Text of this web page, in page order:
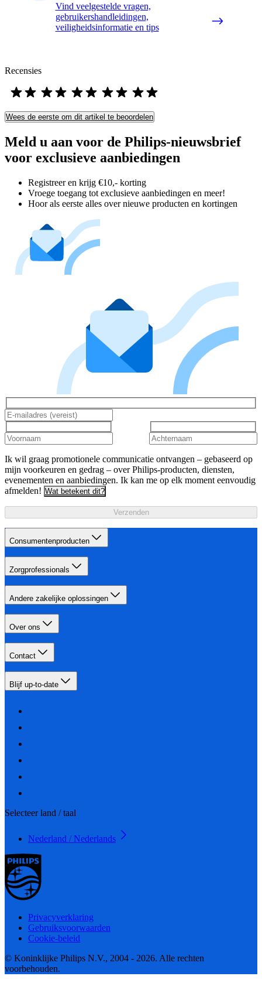
Vind veelgestelde vragen,
gebruikershandleidingen,
veiligheidsinformatie en tips
Recensies
Wees de eerste om dit artikel te beoordelen
Meld u aan voor de Philips-nieuwsbrief
voor exclusieve aanbiedingen
Registreer en krijg €10,- korting
Vroege toegang tot exclusieve aanbiedingen en meer!
Hoor als eerste alles over nieuwe producten en kortingen
Ik wil graag promotionele communicatie ontvangen – gebaseerd op
mijn voorkeuren en gedrag – over Philips-producten, diensten,
evenementen en aanbiedingen. Ik kan me op elk moment eenvoudig
afmelden! Wat betekent dit?
Verzenden
Consumentenproducten
Zorgprofessionals
Andere zakelijke oplossingen
Over ons
Contact
Blijf up-to-date
Selecteer land / taal
Nederland / Nederlands
Privacyverklaring
Gebruiksvoorwaarden
Cookie-beleid
© Koninklijke Philips N.V., 2004 - 2026. Alle rechten
voorbehouden.